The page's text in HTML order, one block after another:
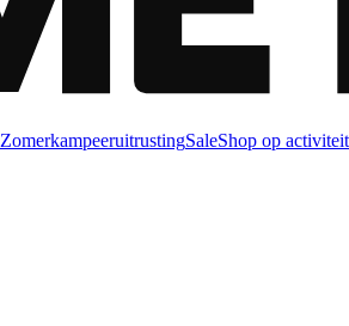
ZomerkampeeruitrustingSaleShop op activiteit